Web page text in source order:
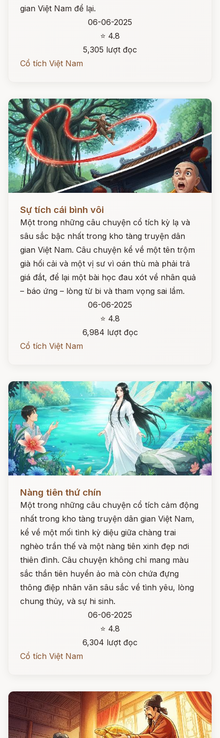
gian Việt Nam để lại.
06-06-2025
⭐ 4.8
5,305 lượt đọc
Cổ tích Việt Nam
Sự tích cái bình vôi
Một trong những câu chuyện cổ tích kỳ lạ và
sâu sắc bậc nhất trong kho tàng truyện dân
gian Việt Nam. Câu chuyện kể về một tên trộm
già hối cải và một vị sư vì oán thù mà phải trả
giá đắt, để lại một bài học đau xót về nhân quả
– báo ứng – lòng từ bi và tham vọng sai lầm.
06-06-2025
⭐ 4.8
6,984 lượt đọc
Cổ tích Việt Nam
Nàng tiên thứ chín
Một trong những câu chuyện cổ tích cảm động
nhất trong kho tàng truyện dân gian Việt Nam,
kể về một mối tình kỳ diệu giữa chàng trai
nghèo trần thế và một nàng tiên xinh đẹp nơi
thiên đình. Câu chuyện không chỉ mang màu
sắc thần tiên huyền ảo mà còn chứa đựng
thông điệp nhân văn sâu sắc về tình yêu, lòng
chung thủy, và sự hi sinh.
06-06-2025
⭐ 4.8
6,304 lượt đọc
Cổ tích Việt Nam